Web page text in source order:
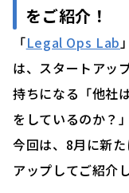
をご紹介！
「Legal Ops Lab
は、スタートアッ
持ちになる「他社
をしているのか？
今回は、8月に新
アップしてご紹介